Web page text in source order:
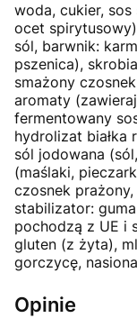
woda, cukier,
ocet
sól, barwnik:
pszenica),
smażony
aromaty
fermentowany
hydrolizat białka
sól jodowana
(maślaki,
czosnek
stabilizator:
pochodzą z UE i
gluten (z żyta),
gorczycę,
Opinie